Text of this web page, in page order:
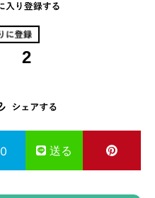
2
0 送る